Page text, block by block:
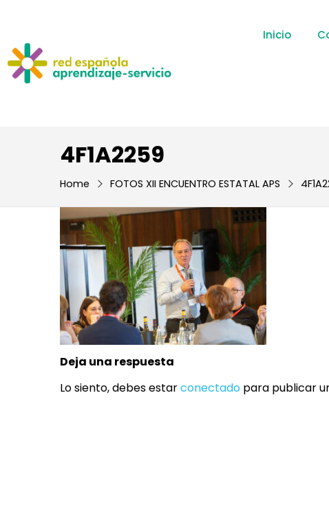
Inicio
4F1A2259
Home FOTOS XII ENCUENTRO ESTATAL APS
Deja una respuesta
Lo siento, debes estarconectado para publicar